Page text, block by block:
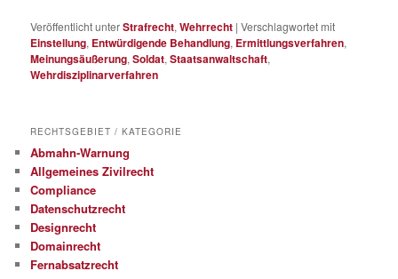
Veröffentlicht unterStrafrecht,Wehrrecht |Verschlagwortet mit
Einstellung, Entwürdigende Behandlung, Ermittlungsverfahren,
Meinungsäußerung,Soldat,Staatsanwaltschaft,
Wehrdisziplinarverfahren
RECHTSGEBIET / KATEGORIE
Abmahn-Warnung
Allgemeines Zivilrecht
Compliance
Datenschutzrecht
Designrecht
Domainrecht
Fernabsatzrecht